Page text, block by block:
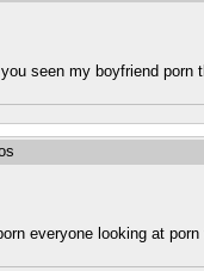
seen my boyfriend porn
everyone looking at